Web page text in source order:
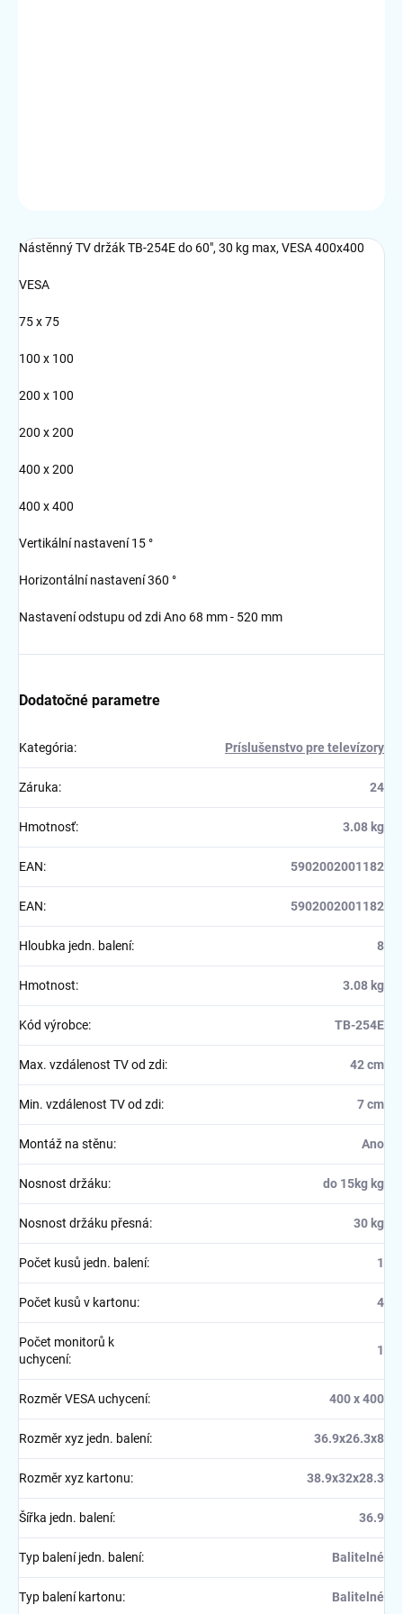
Nástěnný TV držák TB-254E do 60", 30 kg max, VESA 400x400
VESA
75 x 75
100 x 100
200 x 100
200 x 200
400 x 200
400 x 400
Vertikální nastavení 15 °
Horizontální nastavení 360 °
Nastavení odstupu od zdi Ano 68 mm - 520 mm
Dodatočné parametre
Kategória: Príslušenstvo pre televízory
Záruka: 24
Hmotnosť: 3.08 kg
EAN: 5902002001182
EAN: 5902002001182
Hloubka jedn. balení: 8
Hmotnost: 3.08 kg
Kód výrobce: TB-254E
Max. vzdálenost TV od zdi: 42 cm
Min. vzdálenost TV od zdi: 7 cm
Montáž na stěnu: Ano
Nosnost držáku: do 15kg kg
Nosnost držáku přesná: 30 kg
Počet kusů jedn. balení: 1
Počet kusů v kartonu: 4
Počet monitorů k
uchycení:
1
Rozměr VESA uchycení: 400 x 400
Rozměr xyz jedn. balení: 36.9x26.3x8
Rozměr xyz kartonu: 38.9x32x28.3
Šířka jedn. balení: 36.9
Typ balení jedn. balení: Balitelné
Typ balení kartonu: Balitelné